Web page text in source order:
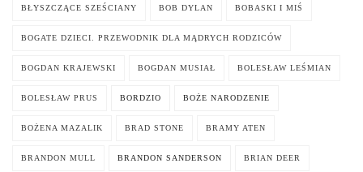
BŁYSZCZĄCE SZEŚCIANY BOB DYLAN BOBASKI I MIŚ
BOGATE DZIECI. PRZEWODNIK DLA MĄDRYCH RODZICÓW
BOGDAN KRAJEWSKI BOGDAN MUSIAŁ BOLESŁAW LEŚMIAN
BOLESŁAW PRUS BORDZIO BOŻE NARODZENIE
BOŻENA MAZALIK BRAD STONE BRAMY ATEN
BRANDON MULL BRANDON SANDERSON BRIAN DEER